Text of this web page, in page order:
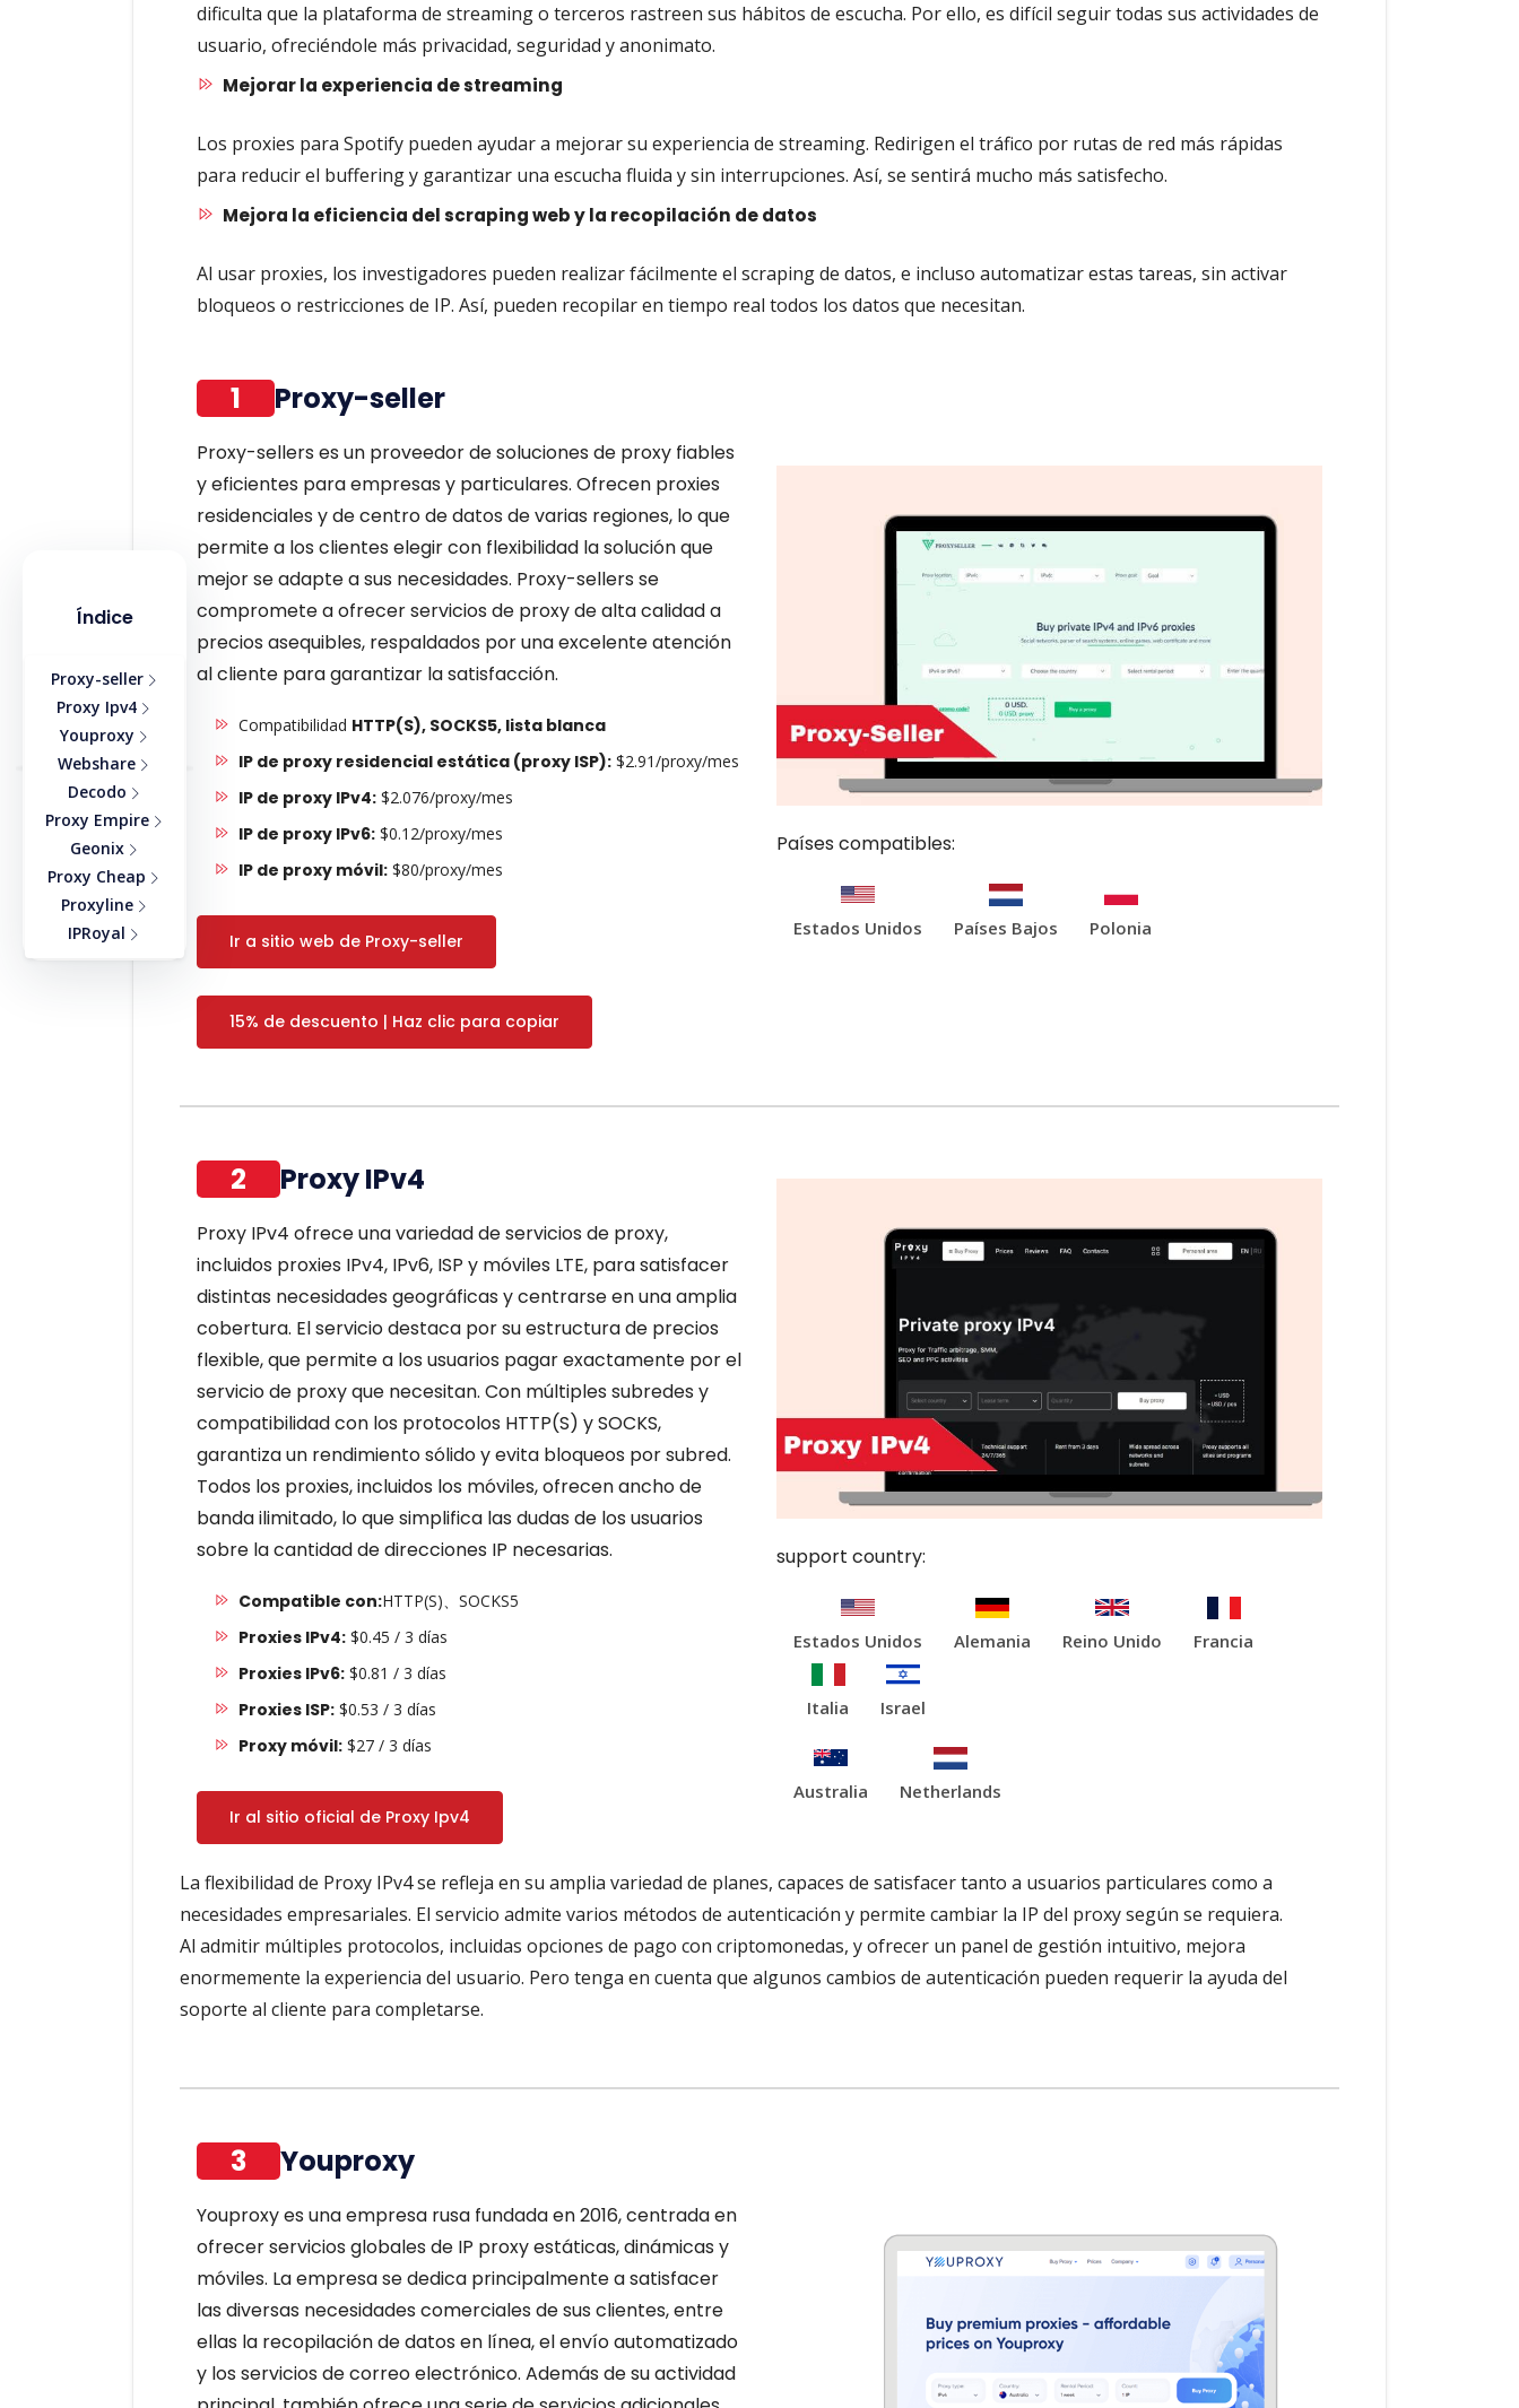
dificulta que la plataforma de streaming o terceros rastreen sus hábitos de escucha. Por ello, es difícil seguir todas sus actividades de
usuario, ofreciéndole más privacidad, seguridad y anonimato.
Mejorar la experiencia de streaming
Los proxies para Spotify pueden ayudar a mejorar su experiencia de streaming. Redirigen el tráfico por rutas de red más rápidas
para reducir el buffering y garantizar una escucha fluida y sin interrupciones. Así, se sentirá mucho más satisfecho.
Mejora la eficiencia del scraping web y la recopilación de datos
Al usar proxies, los investigadores pueden realizar fácilmente el scraping de datos, e incluso automatizar estas tareas, sin activar
bloqueos o restricciones de IP. Así, pueden recopilar en tiempo real todos los datos que necesitan.
1 Proxy-seller
Proxy-sellers es un proveedor de soluciones de proxy fiables
y eficientes para empresas y particulares. Ofrecen proxies
residenciales y de centro de datos de varias regiones, lo que
permite a los clientes elegir con flexibilidad la solución que
mejor se adapte a sus necesidades. Proxy-sellers se
compromete a ofrecer servicios de proxy de alta calidad a
precios asequibles, respaldados por una excelente atención
al cliente para garantizar la satisfacción.
Compatibilidad HTTP(S), SOCKS5, lista blanca
IP de proxy residencial estática (proxy ISP): $2.91/proxy/mes
IP de proxy IPv4: $2.076/proxy/mes
IP de proxy IPv6: $0.12/proxy/mes
IP de proxy móvil: $80/proxy/mes
Ir a sitio web de Proxy-seller
15% de descuento | Haz clic para copiar
Países compatibles:
Estados Unidos Países Bajos Polonia
2 Proxy IPv4
Proxy IPv4 ofrece una variedad de servicios de proxy,
incluidos proxies IPv4, IPv6, ISP y móviles LTE, para satisfacer
distintas necesidades geográficas y centrarse en una amplia
cobertura. El servicio destaca por su estructura de precios
flexible, que permite a los usuarios pagar exactamente por el
servicio de proxy que necesitan. Con múltiples subredes y
compatibilidad con los protocolos HTTP(S) y SOCKS,
garantiza un rendimiento sólido y evita bloqueos por subred.
Todos los proxies, incluidos los móviles, ofrecen ancho de
banda ilimitado, lo que simplifica las dudas de los usuarios
sobre la cantidad de direcciones IP necesarias.
Compatible con:HTTP(S)、SOCKS5
Proxies IPv4: $0.45 / 3 días
Proxies IPv6: $0.81 / 3 días
Proxies ISP: $0.53 / 3 días
Proxy móvil: $27 / 3 días
Ir al sitio oficial de Proxy Ipv4
support country:
Estados Unidos Alemania Reino Unido Francia
Italia Israel
Australia Netherlands
La flexibilidad de Proxy IPv4 se refleja en su amplia variedad de planes, capaces de satisfacer tanto a usuarios particulares como a
necesidades empresariales. El servicio admite varios métodos de autenticación y permite cambiar la IP del proxy según se requiera.
Al admitir múltiples protocolos, incluidas opciones de pago con criptomonedas, y ofrecer un panel de gestión intuitivo, mejora
enormemente la experiencia del usuario. Pero tenga en cuenta que algunos cambios de autenticación pueden requerir la ayuda del
soporte al cliente para completarse.
3 Youproxy
Youproxy es una empresa rusa fundada en 2016, centrada en
ofrecer servicios globales de IP proxy estáticas, dinámicas y
móviles. La empresa se dedica principalmente a satisfacer
las diversas necesidades comerciales de sus clientes, entre
ellas la recopilación de datos en línea, el envío automatizado
y los servicios de correo electrónico. Además de su actividad
Índice
Proxy-seller
Proxy Ipv4
Youproxy
Webshare
Decodo
Proxy Empire
Geonix
Proxy Cheap
Proxyline
IPRoyal